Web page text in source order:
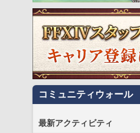
コミュニティウォール
最新アクティビティ